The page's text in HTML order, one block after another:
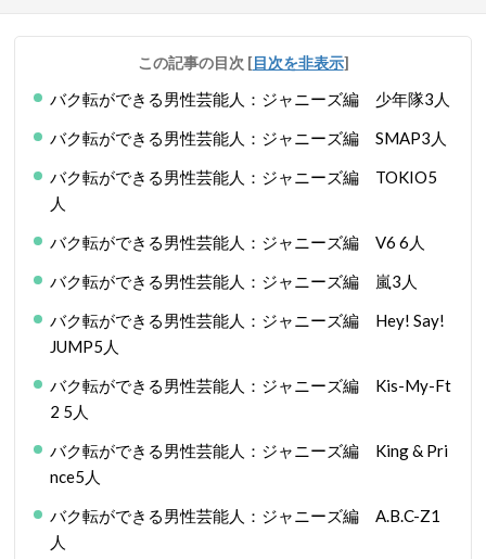
この記事の目次 [目次を非表示]
バク転ができる男性芸能人：ジャニーズ編 少年隊3人
バク転ができる男性芸能人：ジャニーズ編 SMAP3人
バク転ができる男性芸能人：ジャニーズ編 TOKIO5
人
バク転ができる男性芸能人：ジャニーズ編 V6 6人
バク転ができる男性芸能人：ジャニーズ編 嵐3人
バク転ができる男性芸能人：ジャニーズ編 Hey! Say!
JUMP5人
バク転ができる男性芸能人：ジャニーズ編 Kis-My-Ft
2 5人
バク転ができる男性芸能人：ジャニーズ編 King & Pri
nce5人
バク転ができる男性芸能人：ジャニーズ編 A.B.C-Z1
人